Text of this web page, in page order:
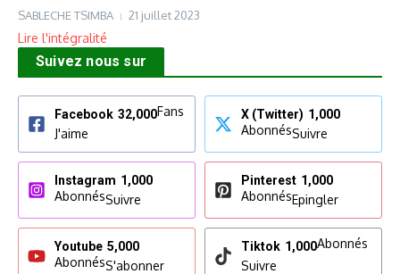
SABLECHE TSIMBA 21 juillet 2023
Lire l'intégralité
Suivez nous sur
Facebook 32,000Fans
J'aime
X (Twitter) 1,000
AbonnésSuivre
Instagram 1,000
AbonnésSuivre
Pinterest 1,000
AbonnésEpingler
Youtube 5,000
AbonnésS'abonner
Tiktok 1,000Abonnés
Suivre